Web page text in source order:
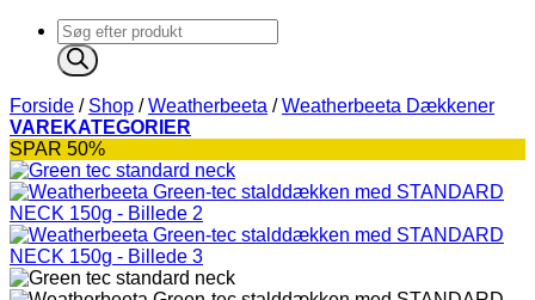
Products
search
Forside / Shop / Weatherbeeta / Weatherbeeta Dækkener
VAREKATEGORIER
SPAR 50%